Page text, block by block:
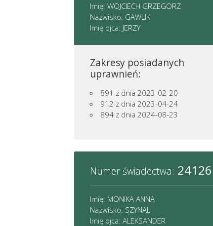
Imię: WOJCIECH GRZEGORZ
Nazwisko: GAWLIK
Imię ojca: JERZY
Zakresy posiadanych
uprawnień:
891 z dnia 2023-02-20
912 z dnia 2023-04-24
894 z dnia 2024-08-23
Numer świadectwa: 24126
Imię: MONIKA ANNA
Nazwisko: SZYNAL
Imię ojca: ALEKSANDER